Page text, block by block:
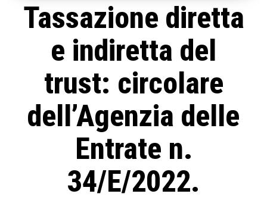
Tassazione diretta
e indiretta del
trust: circolare
dell’Agenzia delle
Entrate n.
34/E/2022.